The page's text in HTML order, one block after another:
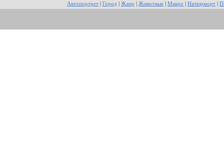
Автопортрет Город Жанр Животные Макро Натюрморт